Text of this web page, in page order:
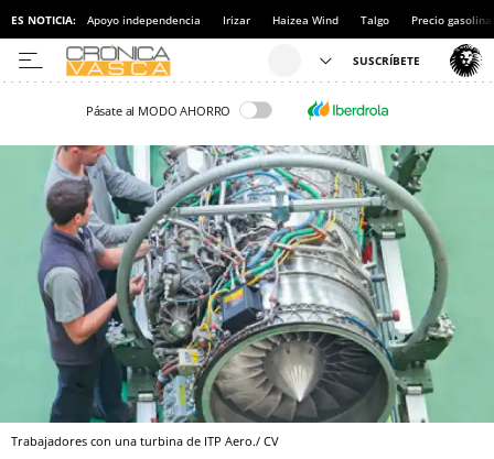
ES NOTICIA: Apoyo independencia Irizar Haizea Wind Talgo Precio gasolina
Pásate al MODO AHORRO
Trabajadores con una turbina de ITP Aero./ CV